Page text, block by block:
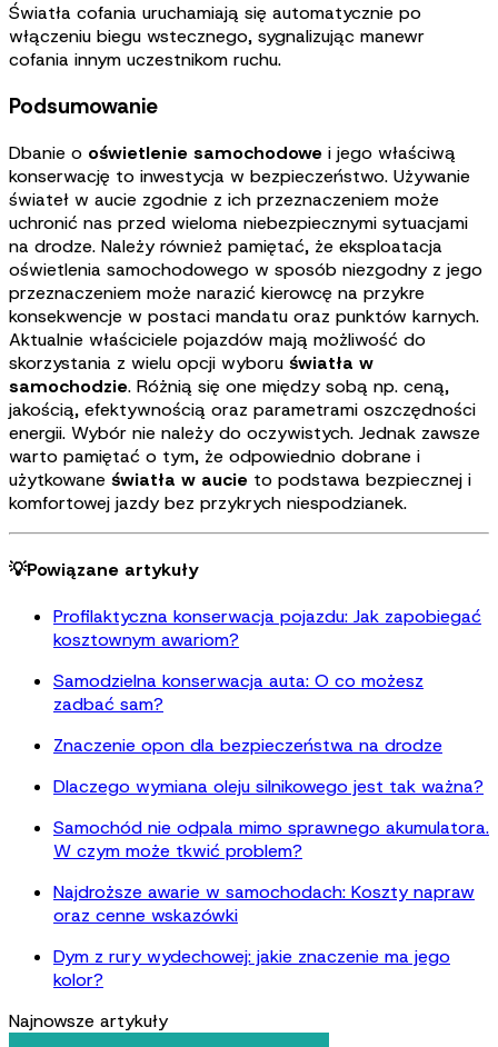
Światła cofania uruchamiają się automatycznie po
włączeniu biegu wstecznego, sygnalizując manewr
cofania innym uczestnikom ruchu.
Podsumowanie
Dbanie o oświetlenie samochodowe i jego właściwą
konserwację to inwestycja w bezpieczeństwo. Używanie
świateł w aucie zgodnie z ich przeznaczeniem może
uchronić nas przed wieloma niebezpiecznymi sytuacjami
na drodze. Należy również pamiętać, że eksploatacja
oświetlenia samochodowego w sposób niezgodny z jego
przeznaczeniem może narazić kierowcę na przykre
konsekwencje w postaci mandatu oraz punktów karnych.
Aktualnie właściciele pojazdów mają możliwość do
skorzystania z wielu opcji wyboru światła w
samochodzie. Różnią się one między sobą np. ceną,
jakością, efektywnością oraz parametrami oszczędności
energii. Wybór nie należy do oczywistych. Jednak zawsze
warto pamiętać o tym, że odpowiednio dobrane i
użytkowane światła w aucie to podstawa bezpiecznej i
komfortowej jazdy bez przykrych niespodzianek.
💡Powiązane artykuły
Profilaktyczna konserwacja pojazdu: Jak zapobiegać
kosztownym awariom?
Samodzielna konserwacja auta: O co możesz
zadbać sam?
Znaczenie opon dla bezpieczeństwa na drodze
Dlaczego wymiana oleju silnikowego jest tak ważna?
Samochód nie odpala mimo sprawnego akumulatora.
W czym może tkwić problem?
Najdroższe awarie w samochodach: Koszty napraw
oraz cenne wskazówki
Dym z rury wydechowej: jakie znaczenie ma jego
kolor?
Najnowsze artykuły